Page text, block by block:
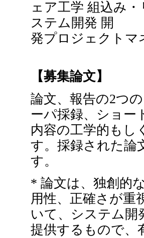
ェア工学 組込み
ステム開発 開
発プロジェクトマ
【募集論文】
論文、報告の2つ
ーパ採録、ショー
内容の工学的もし
す。採録された論
す。
* 論文は、独創的
用性、正確さが重
いて、システム開
提供するもので、